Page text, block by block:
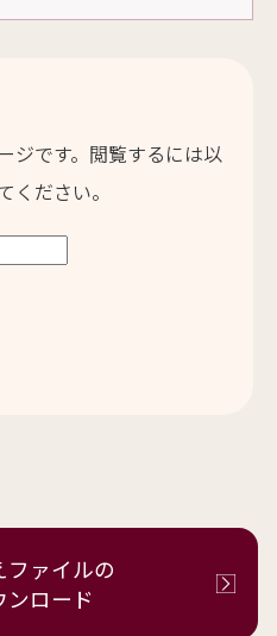
ジです。閲覧するには以
ください。
ファイルの
ンロード